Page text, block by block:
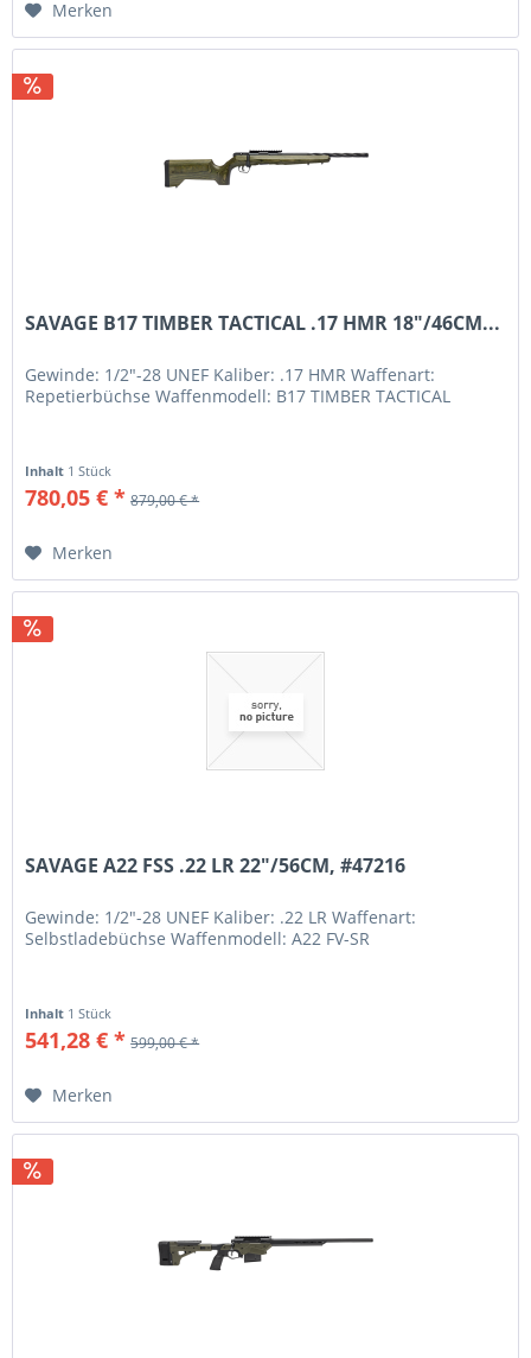
Merken
SAVAGE B17 TIMBER TACTICAL .17 HMR 18"/46CM...
Gewinde: 1/2"-28 UNEF Kaliber: .17 HMR Waffenart:
Repetierbüchse Waffenmodell: B17 TIMBER TACTICAL
Inhalt 1 Stück
780,05 € * 879,00 € *
Merken
SAVAGE A22 FSS .22 LR 22"/56CM, #47216
Gewinde: 1/2"-28 UNEF Kaliber: .22 LR Waffenart:
Selbstladebüchse Waffenmodell: A22 FV-SR
Inhalt 1 Stück
541,28 € * 599,00 € *
Merken